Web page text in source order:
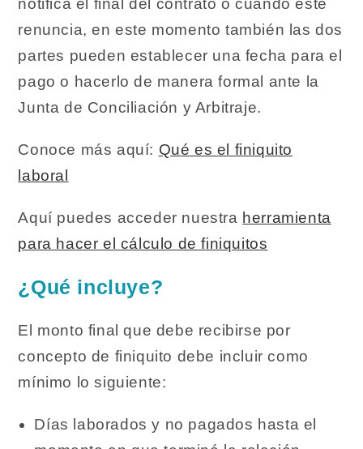
notifica el final del contrato o cuando este
renuncia, en este momento también las dos
partes pueden establecer una fecha para el
pago o hacerlo de manera formal ante la
Junta de Conciliación y Arbitraje.
Conoce más aquí: Qué es el finiquito
laboral
Aquí puedes acceder nuestra herramienta
para hacer el cálculo de finiquitos
¿Qué incluye?
El monto final que debe recibirse por
concepto de finiquito debe incluir como
mínimo lo siguiente:
Días laborados y no pagados hasta el